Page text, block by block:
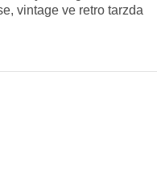
vintage ve retro tarzda